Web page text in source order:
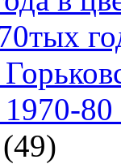
80
(49)